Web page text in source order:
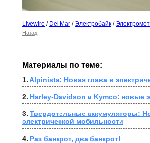
Livewire / Del Mar /Электробайк /
Назад
Материалы по теме:
1. Alpinista: Новая глава в
2. Harley-Davidson и Kymco: новые
3. Твердотельные аккумуляторы:
электрической мобильности
4. Раз банкрот, два банкрот!